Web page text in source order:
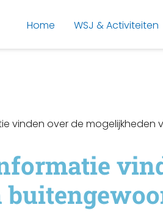
Home WSJ & Activiteiten
vinden over de